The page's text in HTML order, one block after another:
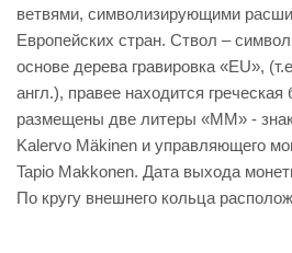
ветвями, символизирующими
Европейских стран. Ствол –
основе дерева гравировка «EU»,
англ.), правее находится
размещены две литеры «ММ» -
Kalervo Mäkinen и управляющего
Tapio Makkonen. Дата выхода
По кругу внешнего кольца